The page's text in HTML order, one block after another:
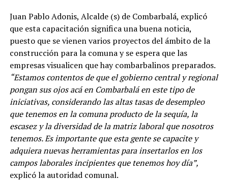
Juan Pablo Adonis, Alcalde (s) de Combarbalá, explicó
que esta capacitación significa una buena noticia,
puesto que se vienen varios proyectos del ámbito de la
construcción para la comuna y se espera que las
empresas visualicen que hay combarbalinos preparados.
“Estamos contentos de que el gobierno central y regional
pongan sus ojos acá en Combarbalá en este tipo de
iniciativas, considerando las altas tasas de desempleo
que tenemos en la comuna producto de la sequía, la
escasez y la diversidad de la matriz laboral que nosotros
tenemos. Es importante que esta gente se capacite y
adquiera nuevas herramientas para insertarlos en los
campos laborales incipientes que tenemos hoy día”,
explicó la autoridad comunal.